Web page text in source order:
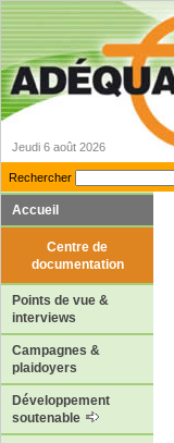
Jeudi 6 août 2026
Rechercher
Accueil
Centre de
documentation
Points de vue &
interviews
Campagnes &
plaidoyers
Développement
soutenable